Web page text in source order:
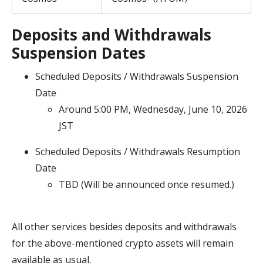
Deposits and Withdrawals
Suspension Dates
Scheduled Deposits / Withdrawals Suspension
Date
Around 5:00 PM, Wednesday, June 10, 2026
JST
Scheduled Deposits / Withdrawals Resumption
Date
TBD (Will be announced once resumed.)
All other services besides deposits and withdrawals
for the above-mentioned crypto assets will remain
available as usual.